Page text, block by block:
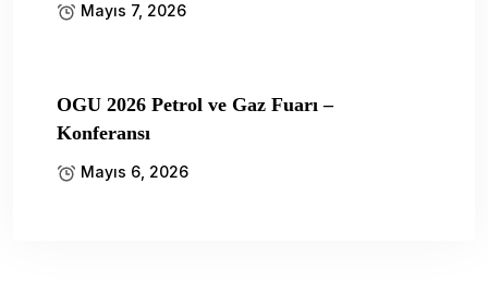
Mayıs 7, 2026
OGU 2026 Petrol ve Gaz Fuarı –
Konferansı
Mayıs 6, 2026